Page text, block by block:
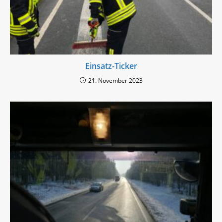
Einsatz-Ticker
21. November 2023